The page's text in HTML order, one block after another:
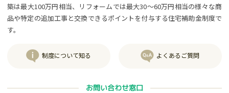
築は最大100万円相当、リフォームでは最大30～60万円相当の様々な商
品や特定の追加工事と交換できるポイントを付与する住宅補助金制度で
す。
制度について知る よくあるご質問
お問い合わせ窓口